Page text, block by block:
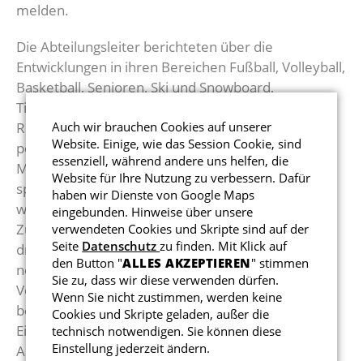
melden.
Die Abteilungsleiter berichteten über die
Entwicklungen in ihren Bereichen Fußball, Volleyball,
Basketball, Senioren, Ski und Snowboard,
Tischtennis, Turnen und Gymnastik, Herzsport,
Reha-Sport und Gesundheitssport. Es gab viele
positive Informationen (neue
Mannschaftsmeldungen, toller Zusammenhalt,
sportliche Erfolge, etc) aber auch kritische Themen
wurden angesprochen und konstruktiv diskutiert.
Zum Beispiel führt die steigende Mitgliederzahl zu
dringend benötigten zusätzlichen Hallenzeiten, um
neue Mitglieder nicht abweisen zu müssen. Dem
Vorstand ist das Thema bekannt und es wird auch
bereits intensiv an einer Verbesserung gearbeitet.
Eine andere Herausforderung in einigen
Abteilungen sind die nicht erbrachten
Auch wir brauchen Cookies auf unserer
Website. Einige, wie das Session Cookie, sind
essenziell, während andere uns helfen, die
Website für Ihre Nutzung zu verbessern. Dafür
haben wir Dienste von Google Maps
eingebunden. Hinweise über unsere
verwendeten Cookies und Skripte sind auf der
Seite Datenschutzzu finden. Mit Klick auf
den Button "ALLES AKZEPTIEREN" stimmen
Sie zu, dass wir diese verwenden dürfen.
Wenn Sie nicht zustimmen, werden keine
Cookies und Skripte geladen, außer die
technisch notwendigen. Sie können diese
Einstellung jederzeit ändern.